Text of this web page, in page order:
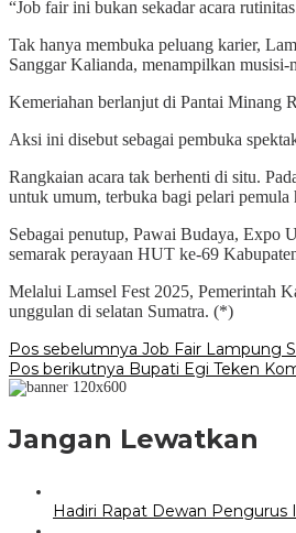
“Job fair ini bukan sekadar acara
Tak hanya membuka peluang karier,
Sanggar Kalianda, menampilkan musisi-
Kemeriahan berlanjut di Pantai Minang
Aksi ini disebut sebagai pembuka
Rangkaian acara tak berhenti di situ.
untuk umum, terbuka bagi pelari pemula
Sebagai penutup, Pawai Budaya, Expo
semarak perayaan HUT ke-69
Melalui Lamsel Fest 2025, Pemerintah
unggulan di selatan Sumatra. (*)
Navigasi
pos
Pos sebelumnya Job Fair Lampung
Pos berikutnya Bupati Egi Teken
Jangan Lewatkan
Hadiri Rapat Dewan Pengurus